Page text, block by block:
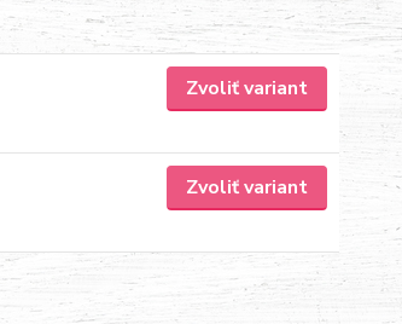
Zvoliť variant
Zvoliť variant